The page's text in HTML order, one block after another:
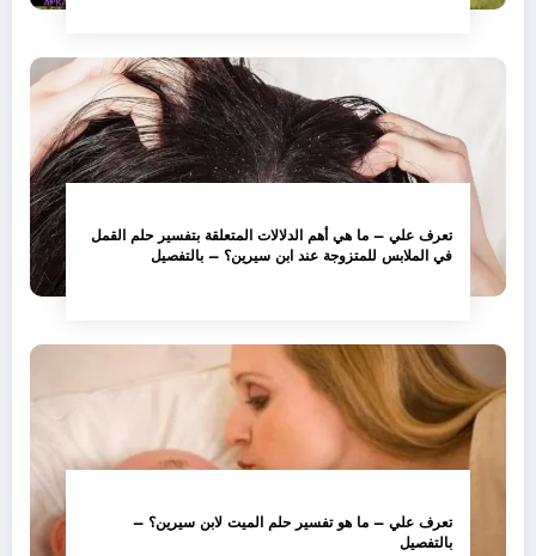
تعرف علي – ما هي أهم الدلالات المتعلقة بتفسير حلم القمل
في الملابس للمتزوجة عند ابن سيرين؟ – بالتفصيل
تعرف علي – ما هو تفسير حلم الميت لابن سيرين؟ –
بالتفصيل